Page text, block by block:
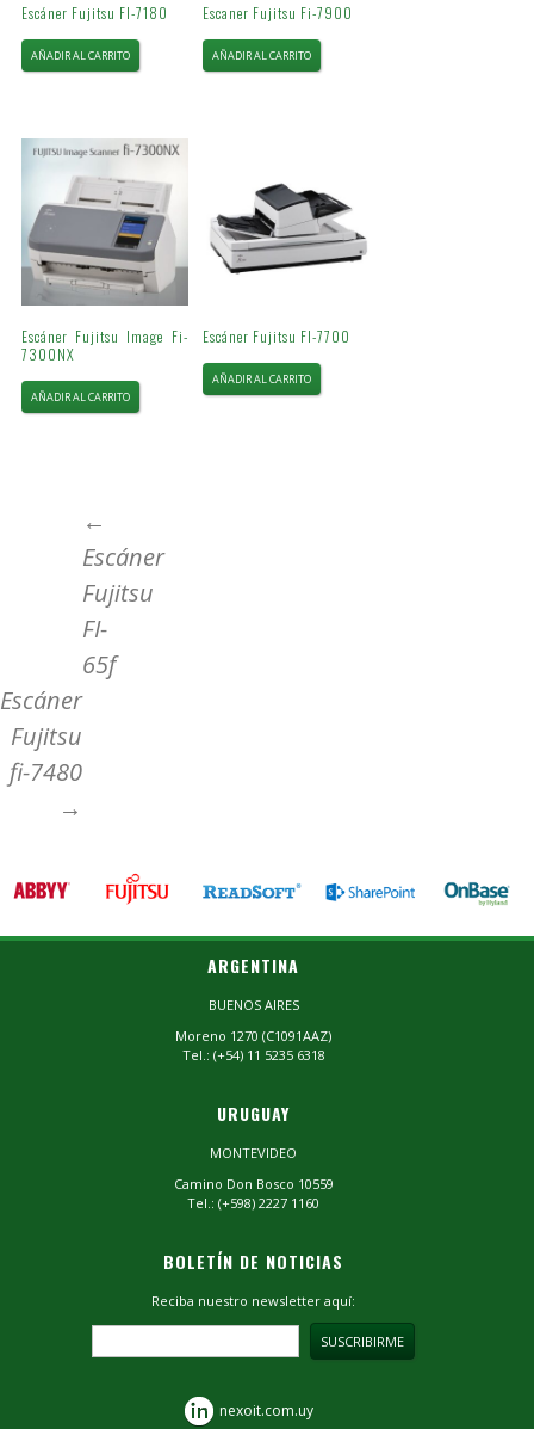
Escáner Fujitsu FI-7180
AÑADIR AL CARRITO
Escaner Fujitsu Fi-7900
AÑADIR AL CARRITO
Escáner Fujitsu Image Fi-
7300NX
AÑADIR AL CARRITO
Escáner Fujitsu FI-7700
AÑADIR AL CARRITO
la
entrada
←
Escáner
Fujitsu
FI-
65f
Escáner
Fujitsu
fi-7480
→
ARGENTINA
BUENOS AIRES
Moreno 1270 (C1091AAZ)
Tel.: (+54) 11 5235 6318
URUGUAY
MONTEVIDEO
Camino Don Bosco 10559
Tel.: (+598) 2227 1160
BOLETÍN DE NOTICIAS
Reciba nuestro newsletter aquí:
nexoit.com.uy